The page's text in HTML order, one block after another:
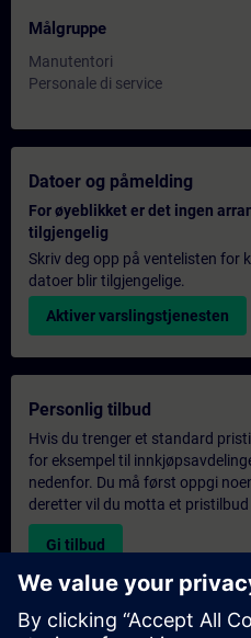
Målgruppe
Manutentori
Personale di service
Datoer og påmelding
For øyeblikket er det ingen
tilgjengelig
Skriv deg opp på ventelisten for
datoer blir tilgjengelige.
Aktiver varslingstjenesten
Personlig tilbud
Hvis du trenger et standard
for eksempel til
nedenfor. Du må først oppgi
deretter vil du motta et pristilbud
Gi tilbud